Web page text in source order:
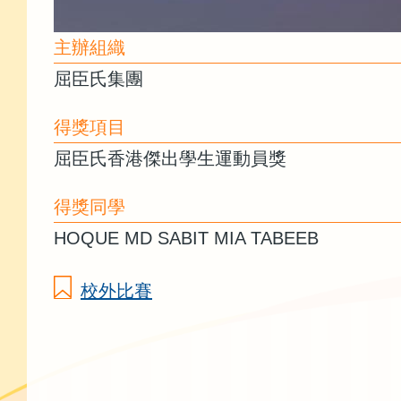
主辦組織
屈臣氏集團
得獎項目
屈臣氏香港傑出學生運動員獎
得獎同學
HOQUE MD SABIT MIA TABEEB
校外比賽